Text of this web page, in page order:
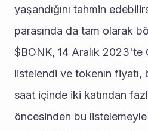
yaşandığını tahmin
parasında da tam olarak
$BONK, 14 Aralık 2023'te
listelendi ve tokenın fiyatı,
saat içinde iki katından
öncesinden bu